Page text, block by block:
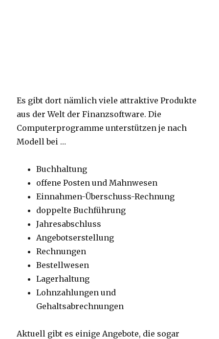
Es gibt dort nämlich viele attraktive Produkte
aus der Welt der Finanzsoftware. Die
Computerprogramme unterstützen je nach
Modell bei …
Buchhaltung
offene Posten und Mahnwesen
Einnahmen-Überschuss-Rechnung
doppelte Buchführung
Jahresabschluss
Angebotserstellung
Rechnungen
Bestellwesen
Lagerhaltung
Lohnzahlungen und
Gehaltsabrechnungen
Aktuell gibt es einige Angebote, die sogar